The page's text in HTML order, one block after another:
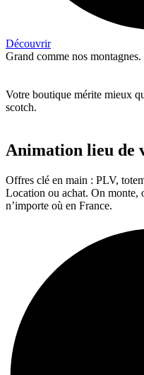
Découvrir
Grand comme nos montagnes.
Votre boutique mérite mieux
scotch.
Animation lieu de
Offres clé en main : PLV,
Location ou achat. On monte,
n’importe où en France.